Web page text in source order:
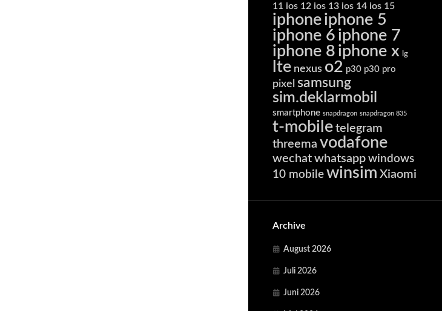
11 ios 12 ios 13 ios 14 ios 15
iphoneiphone 5
iphone 6 iphone 7
iphone 8 iphone x lg
lte nexus o2 p30 p30 pro
pixel samsung
sim.deklarmobil
smartphone snapdragon snapdragon 835
t-mobile telegram
threema vodafone
wechat whatsapp windows
10 mobile winsim Xiaomi
Archive
August 2026
Juli 2026
Juni 2026